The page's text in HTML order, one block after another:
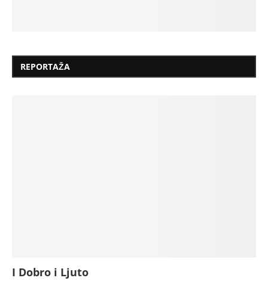
REPORTAŽA
I Dobro i Ljuto